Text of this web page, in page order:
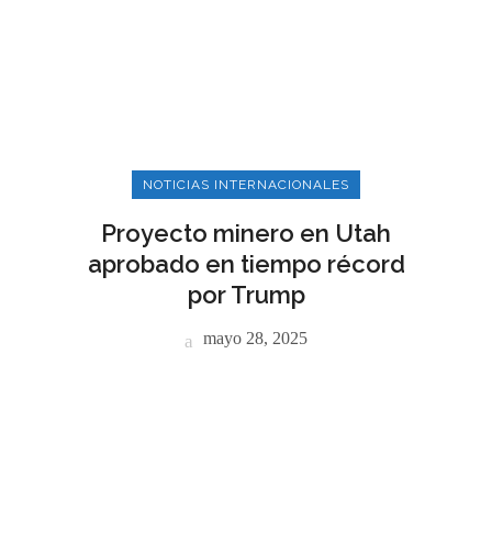
NOTICIAS INTERNACIONALES
Proyecto minero en Utah
aprobado en tiempo récord
por Trump
mayo 28, 2025